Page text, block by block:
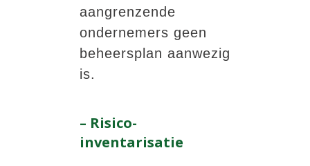
aangrenzende
ondernemers geen
beheersplan aanwezig
is.
– Risico-
inventarisatie